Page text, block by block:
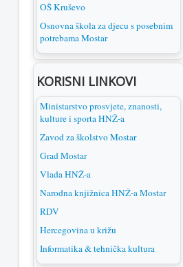
OŠ Kruševo
Osnovna škola za djecu s posebnim
potrebama Mostar
KORISNI LINKOVI
Ministarstvo prosvjete, znanosti,
kulture i sporta HNŽ-a
Zavod za školstvo Mostar
Grad Mostar
Vlada HNŽ-a
Narodna knjižnica HNŽ-a Mostar
RDV
Hercegovina u križu
Informatika & tehnička kultura